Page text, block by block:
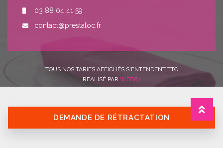
03 88 04 41 59
contact@prestaloc.fr
TOUS NOS TARIFS AFFICHÉS S'ENTENDENT TTC
RÉALISÉ PAR WEB67
DEMANDE DE RÉTRACTATION